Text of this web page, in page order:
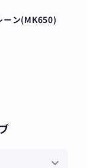
ン(MK650)